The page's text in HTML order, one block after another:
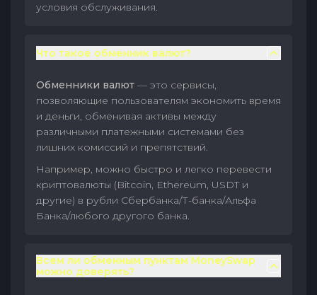
условия обслуживания.
Что такое обменник валют?
Обменники валют — это сервисы,
позволяющие пользователям экономить время
и деньги, обменивая активы между
различными платежными системами без
лишних комиссий и препятствий.
Например, можно быстро и легко перевести
криптовалюты (Bitcoin, Ethereum, USDT и
другие) в рубли Сбербанка/Т-банка/Альфа
Банка/любого другого банка.
Всем ли обменным пунктам MoneySwap
можно доверять?